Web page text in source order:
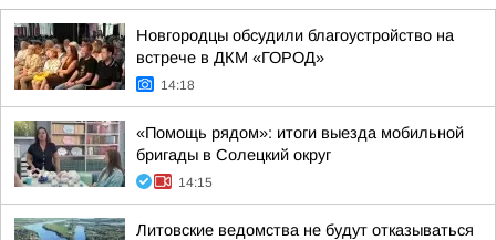
Новгородцы обсудили благоустройство на
встрече в ДКМ «ГОРОД»
14:18
«Помощь рядом»: итоги выезда мобильной
бригады в Солецкий округ
14:15
Литовские ведомства не будут отказываться